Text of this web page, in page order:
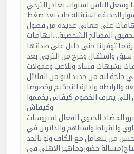
وشغل الناس لسنوات يغادر الترجي
اسوار الحديقة استقالة جات بعد ضغط
على معاني عديدة من فصول
المصالح الشخصية....اتهامات
ما توفرلنا حتى دليل على صدقها
سبق واستقال وخرج من الترجي بعد
بشبهات فساد وتلاعب وعمولات
حاجة ليه من جديد لانو من القلائل
والرابطة وادارة التحكيم وخصوصا
اللي يعرف الخصوم كيفاش يخمموا
وكيفاش
المضاد الحيوي الفعال لفيروسات
والقرناط واشباهم والدائرين في
من يتعامل مع الكاف ولو بالحد
حضورجماهير الاهلي في